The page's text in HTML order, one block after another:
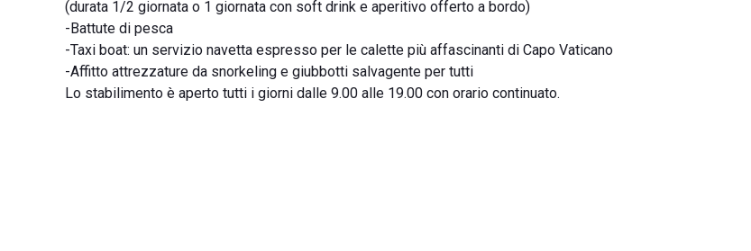
(durata 1/2 giornata o 1 giornata con soft drink e aperitivo offerto a bordo)
-Battute di pesca
-Taxi boat: un servizio navetta espresso per le calette più affascinanti di Capo Vaticano
-Affitto attrezzature da snorkeling e giubbotti salvagente per tutti
Lo stabilimento è aperto tutti i giorni dalle 9.00 alle 19.00 con orario continuato.